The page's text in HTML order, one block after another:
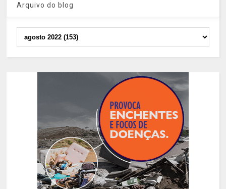
Arquivo do blog